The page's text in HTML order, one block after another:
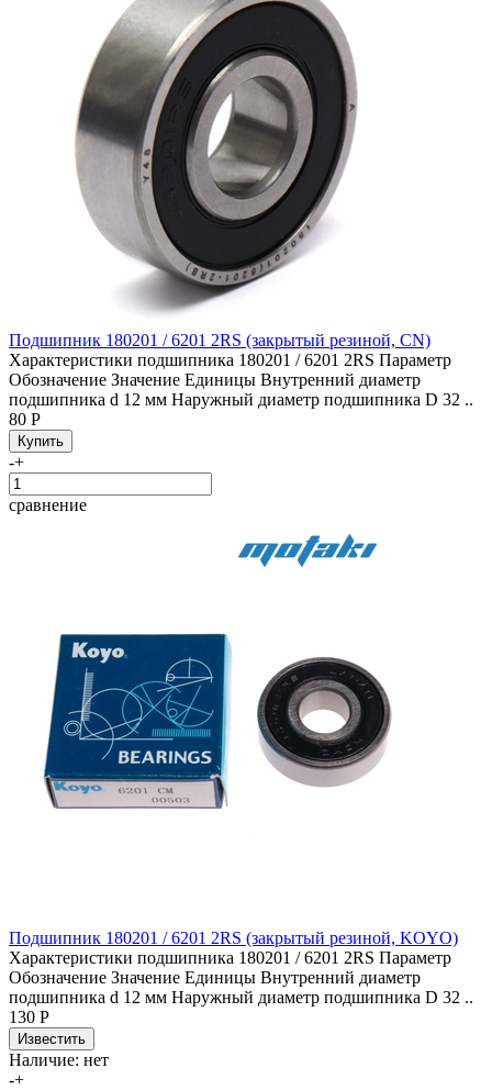
Подшипник 180201 / 6201 2RS (закрытый резиной, CN)
Характеристики подшипника 180201 / 6201 2RS Параметр
Обозначение Значение Единицы Внутренний диаметр
подшипника d 12 мм Наружный диаметр подшипника D 32 ..
80 Р
-+
сравнение
Подшипник 180201 / 6201 2RS (закрытый резиной, KOYO)
Характеристики подшипника 180201 / 6201 2RS Параметр
Обозначение Значение Единицы Внутренний диаметр
подшипника d 12 мм Наружный диаметр подшипника D 32 ..
130 Р
Наличие: нет
-+